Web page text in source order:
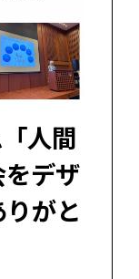
人間
デザ
がと